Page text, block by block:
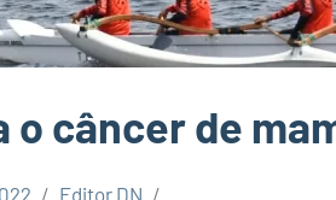
o câncer de
Editor DN